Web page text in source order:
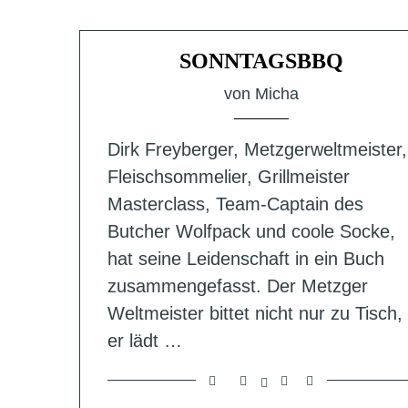
SONNTAGSBBQ
von Micha
Dirk Freyberger, Metzgerweltmeister,
Fleischsommelier, Grillmeister
Masterclass, Team-Captain des
Butcher Wolfpack und coole Socke,
hat seine Leidenschaft in ein Buch
zusammengefasst. Der Metzger
Weltmeister bittet nicht nur zu Tisch,
er lädt …